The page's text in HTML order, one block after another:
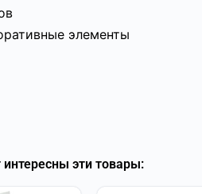
элементы
эти товары: